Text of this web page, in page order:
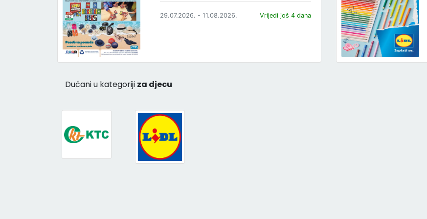
29.07.2026. - 11.08.2026.
Vrijedi još 4 dana
Dućani u kategoriji za djecu